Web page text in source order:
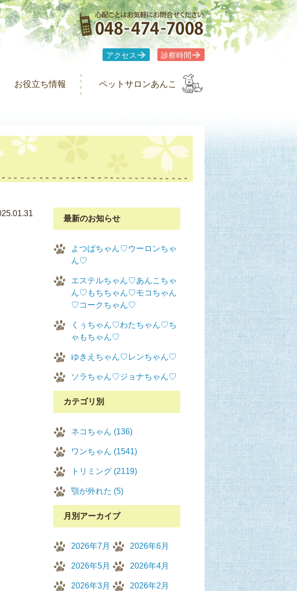
アクセス 診察時間
お役立ち情報 ペットサロンあんこ
最新のお知らせ
よつばちゃん♡ウーロンちゃ
ん♡
エステルちゃん♡あんこちゃ
ん♡もちちゃん♡モコちゃん
♡コークちゃん♡
くぅちゃん♡わたちゃん♡ち
ゃもちゃん♡
ゆきえちゃん♡レンちゃん♡
ソラちゃん♡ジョナちゃん♡
カテゴリ別
ネコちゃん (136)
ワンちゃん (1541)
トリミング (2119)
顎が外れた (5)
月別アーカイブ
2026年7月 2026年6月
2026年5月 2026年4月
2026年3月 2026年2月